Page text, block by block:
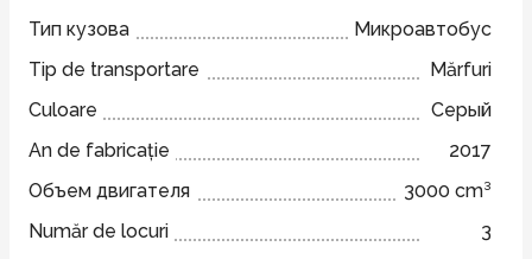
Тип кузова
Микроавтобус
Tip de transportare
Mărfuri
Culoare
Серый
An de fabricație
2017
Объем двигателя
3000 cm³
Număr de locuri
3